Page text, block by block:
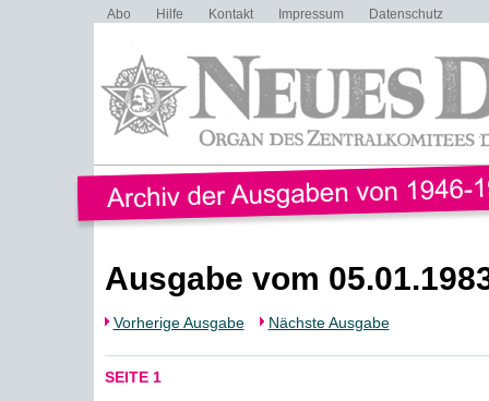
Abo Hilfe Kontakt Impressum Datenschutz
Ausgabe vom
Vorherige Ausgabe Nächste Ausgabe
SEITE 1